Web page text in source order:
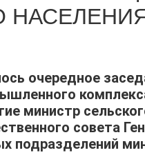
очередное
министр
совета
подразделений